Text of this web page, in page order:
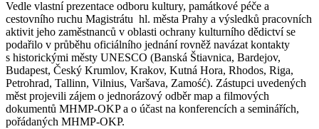
Vedle vlastní prezentace odboru kultury, památkové péče a
cestovního ruchu Magistrátu hl. města Prahy a výsledků pracovních
aktivit jeho zaměstnanců v oblasti ochrany kulturního dědictví se
podařilo v průběhu oficiálního jednání rovněž navázat kontakty
s historickými městy UNESCO (Banská Štiavnica, Bardejov,
Budapest, Český Krumlov, Krakov, Kutná Hora, Rhodos, Riga,
Petrohrad, Tallinn, Vilnius, Varšava, Zamość). Zástupci uvedených
měst projevili zájem o jednorázový odběr map a filmových
dokumentů MHMP-OKP a o účast na konferencích a seminářích,
pořádaných MHMP-OKP.